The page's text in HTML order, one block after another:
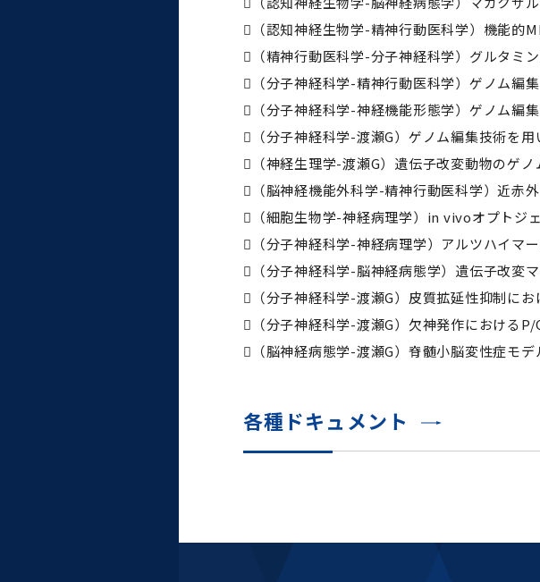
統合情報機構（図書館部
学生支援・保健管理機構
環境安全管理室
（認知神経生物学-精神行動医科学）機能的
（精神行動医科学-分子神経科学）グルタミ
（分子神経科学-精神行動医科学）ゲノム編
（分子神経科学-神経機能形態学）ゲノム編
（分子神経科学-渡瀬G）ゲノム編集技術を
（神経生理学-渡瀬G）遺伝子改変動物のゲノ
（脳神経機能外科学-精神行動医科学）近赤
（細胞生物学-神経病理学）in vivoオプトジ
（分子神経科学-神経病理学）アルツハイマ
（分子神経科学-脳神経病態学）遺伝子改変
（分子神経科学-渡瀬G）皮質拡延性抑制に
（分子神経科学-渡瀬G）欠神発作における
（脳神経病態学-渡瀬G）脊髄小脳変性症モ
各種ドキュメント